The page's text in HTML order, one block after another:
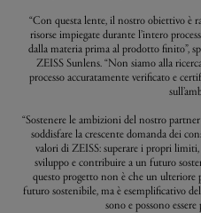
“Con questa lente, il nostro obiettivo è
risorse impiegate durante l’intero
dalla materia prima al prodotto finito”,
ZEISS Sunlens. “Non siamo alla
processo accuratamente verificato e
“Sostenere le ambizioni del nostro
soddisfare la crescente domanda dei
valori di ZEISS: superare i propri
sviluppo e contribuire a un futuro
questo progetto non è che un ulteriore
futuro sostenibile, ma è esemplificativo
sono e possono